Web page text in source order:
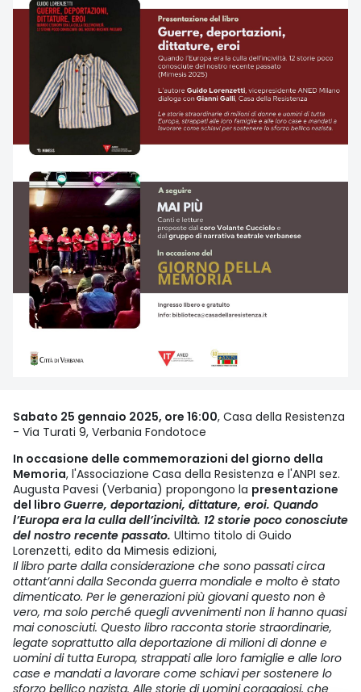
Sabato 25 gennaio 2025, ore 16:00, Casa della Resistenza
- Via Turati 9, Verbania Fondotoce
In occasione delle commemorazioni del giorno della
Memoria, l'Associazione Casa della Resistenza e l'ANPI sez.
Augusta Pavesi (Verbania) propongono la presentazione
del libro Guerre, deportazioni, dittature, eroi. Quando
l’Europa era la culla dell’inciviltà. 12 storie poco conosciute
del nostro recente passato. Ultimo titolo di Guido
Lorenzetti, edito da Mimesis edizioni,
Il libro parte dalla considerazione che sono passati circa
ottant’anni dalla Seconda guerra mondiale e molto è stato
dimenticato. Per le generazioni più giovani questo non è
vero, ma solo perché quegli avvenimenti non li hanno quasi
mai conosciuti. Questo libro racconta storie straordinarie,
legate soprattutto alla deportazione di milioni di donne e
uomini di tutta Europa, strappati alle loro famiglie e alle loro
case e mandati a lavorare come schiavi per sostenere lo
sforzo bellico nazista. Alle storie di uomini coraggiosi, che